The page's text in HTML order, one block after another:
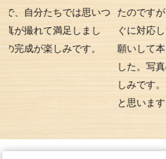
たちでは思いつ
て満足しまし
楽しみです。
たのですが、撮影
ぐに対応してくださ
願いして本当に良
した。写真の仕上
しみです。また次
と思います。